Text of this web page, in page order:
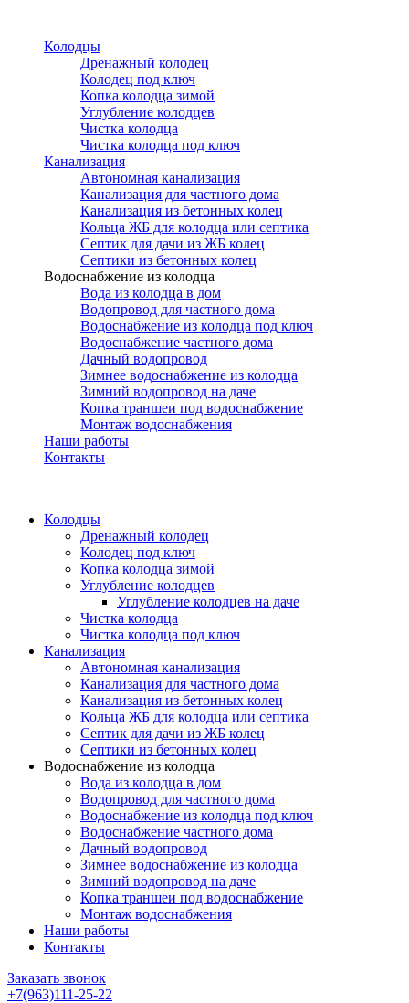
основному
содержанию
Колодцы
Дренажный колодец
Колодец под ключ
Копка колодца зимой
Углубление колодцев
Чистка колодца
Чистка колодца под ключ
Канализация
Автономная канализация
Канализация для частного дома
Канализация из бетонных колец
Кольца ЖБ для колодца или септика
Септик для дачи из ЖБ колец
Септики из бетонных колец
Водоснабжение из колодца
Вода из колодца в дом
Водопровод для частного дома
Водоснабжение из колодца под ключ
Водоснабжение частного дома
Дачный водопровод
Зимнее водоснабжение из колодца
Зимний водопровод на даче
Копка траншеи под водоснабжение
Монтаж водоснабжения
Наши работы
Контакты
Колодцы
Дренажный колодец
Колодец под ключ
Копка колодца зимой
Углубление колодцев
Углубление колодцев на даче
Чистка колодца
Чистка колодца под ключ
Канализация
Автономная канализация
Канализация для частного дома
Канализация из бетонных колец
Кольца ЖБ для колодца или септика
Септик для дачи из ЖБ колец
Септики из бетонных колец
Водоснабжение из колодца
Вода из колодца в дом
Водопровод для частного дома
Водоснабжение из колодца под ключ
Водоснабжение частного дома
Дачный водопровод
Зимнее водоснабжение из колодца
Зимний водопровод на даче
Копка траншеи под водоснабжение
Монтаж водоснабжения
Наши работы
Контакты
Заказать звонок
+7(963)111-25-22